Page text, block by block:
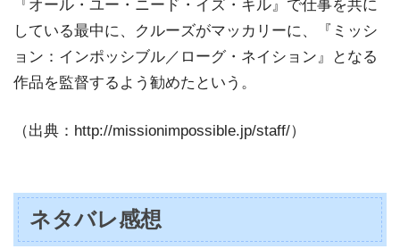
『オール・ユー・ニード・イズ・キル』で仕事を共に
している最中に、クルーズがマッカリーに、『ミッシ
ョン：インポッシブル／ローグ・ネイション』となる
作品を監督するよう勧めたという。
（出典：http://missionimpossible.jp/staff/）
ネタバレ感想